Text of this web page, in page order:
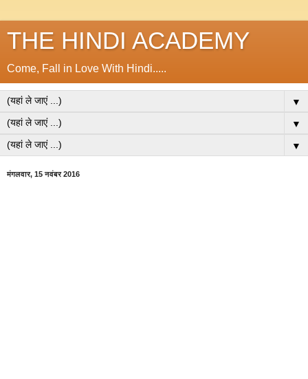
THE HINDI ACADEMY
Come, Fall in Love With Hindi.....
▼
▼
▼
मंगलवार, 15 नवंबर 2016